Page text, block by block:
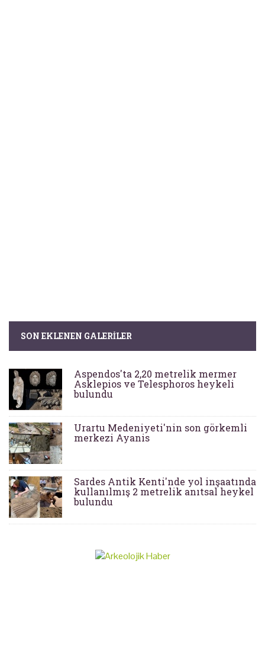
SON EKLENEN GALERILER
Aspendos'ta 2,20 metrelik mermer
Asklepios ve Telesphoros heykeli
bulundu
Urartu Medeniyeti'nin son görkemli
merkezi Ayanis
Sardes Antik Kenti'nde yol inşaatında
kullanılmış 2 metrelik anıtsal heykel
bulundu